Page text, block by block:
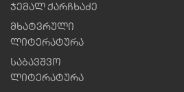
ჯემალ ქარჩხაძე
მხატვრული
ლიტერატურა
საბავშვო
ლიტერატურა